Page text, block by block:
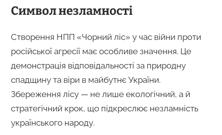
Символ незламності
Створення НПП «Чорний ліс» у час війни проти
російської агресії має особливе значення. Це
демонстрація відповідальності за природну
спадщину та віри в майбутнє України.
Збереження лісу — не лише екологічний, а й
стратегічний крок, що підкреслює незламність
українського народу.